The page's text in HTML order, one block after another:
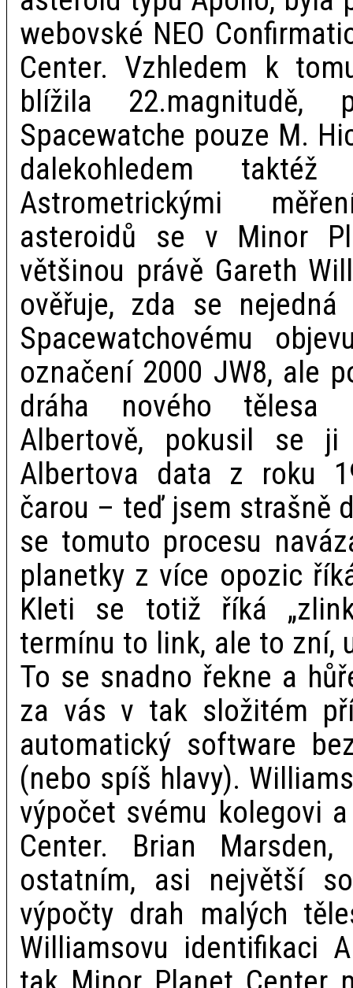
webovské NEO
Center. Vzhledem k
blížila 22.magnitudě,
Spacewatche pouze M.
dalekohledem
Astrometrickými
asteroidů se v Minor
většinou právě Gareth
ověřuje, zda se
Spacewatchovému
označení 2000 JW8, ale
dráha nového tělesa
Albertově, pokusil se
Albertova data z roku
čarou – teď jsem strašně
se tomuto procesu
planetky z více opozic
Kleti se totiž říká
termínu to link, ale to zní,
To se snadno řekne a
za vás v tak složitém
automatický software
(nebo spíš hlavy).
výpočet svému kolegovi
Center. Brian
ostatním, asi největší
výpočty drah malých
Williamsovu identifikaci